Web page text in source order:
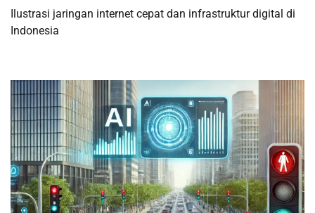
Ilustrasi jaringan internet cepat dan infrastruktur digital di
Indonesia